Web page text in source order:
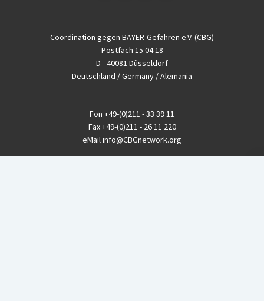
Coordination gegen BAYER-Gefahren e.V. (CBG)
Postfach 15 04 18
D - 40081 Düsseldorf
Deutschland / Germany / Alemania
Fon +49-(0)211 - 33 39 11
Fax+49-(0)211 - 26 11 220
eMailinfo@CBGnetwork.org